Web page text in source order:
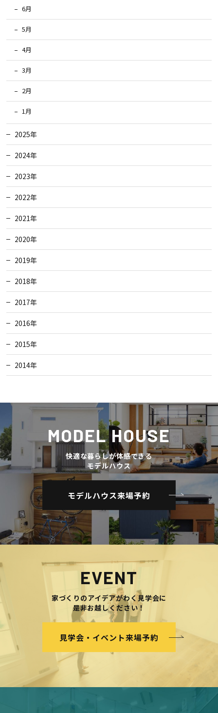
6月
5月
4月
3月
2月
1月
2025年
2024年
2023年
2022年
2021年
2020年
2019年
2018年
2017年
2016年
2015年
2014年
MODEL HOUSE
快適な暮らしが体感できる
モデルハウス
モデルハウス来場予約
EVENT
家づくりのアイデアがわく見学会に
是非お越しください！
見学会・イベント来場予約